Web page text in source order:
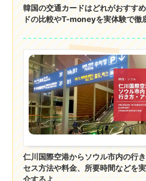
韓国の交通カードはどれがおすす
ドの比較やT-moneyを実体験で徹
仁川国際空港からソウル市内の行
セス方法や料金、所要時間などを